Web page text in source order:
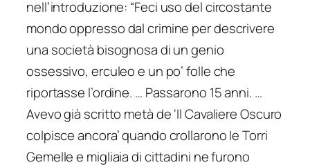
nell’introduzione: “Feci uso del circostante
mondo oppresso dal crimine per descrivere
una società bisognosa di un genio
ossessivo, erculeo e un po’ folle che
riportasse l’ordine. … Passarono 15 anni. …
Avevo già scritto metà de ‘Il Cavaliere Oscuro
colpisce ancora’ quando crollarono le Torri
Gemelle e migliaia di cittadini ne furono